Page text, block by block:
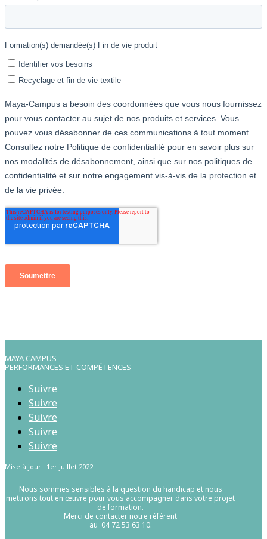
MAYA CAMPUS
PERFORMANCES ET COMPÉTENCES
Suivre
Suivre
Suivre
Suivre
Suivre
Mise à jour : 1er juillet 2022
Nous sommes sensibles à la question du handicap et nous
mettrons tout en œuvre pour vous accompagner dans votre projet
de formation.
Merci de contacter notre référent
au 04 72 53 63 10.